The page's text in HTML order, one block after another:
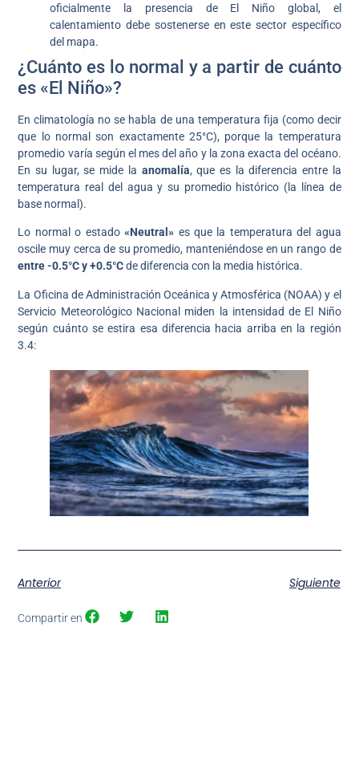
oficialmente la presencia de El Niño global, el
calentamiento debe sostenerse en este sector específico
del mapa.
¿Cuánto es lo normal y a partir de cuánto
es «El Niño»?
En climatología no se habla de una temperatura fija (como decir
que lo normal son exactamente 25°C), porque la temperatura
promedio varía según el mes del año y la zona exacta del océano.
En su lugar, se mide la anomalía, que es la diferencia entre la
temperatura real del agua y su promedio histórico (la línea de
base normal).
Lo normal o estado«Neutral» es que la temperatura del agua
oscile muy cerca de su promedio, manteniéndose en un rango de
entre -0.5°C y +0.5°Cde diferencia con la media histórica.
La Oficina de Administración Oceánica y Atmosférica (NOAA) y el
Servicio Meteorológico Nacional miden la intensidad de El Niño
según cuánto se estira esa diferencia hacia arriba en la región
3.4:
Anterior Siguiente
Compartir en